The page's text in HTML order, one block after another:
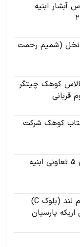
آبشار ابنیه
نخل (شمیم رحمت
پالاس کوهک چیتگر
کوهک شرکت
پیش فروش پروژه نارنجستان 5 تعاونی ابنیه
پیش فروش پروژه ونوس هوم لند (بلوک C)